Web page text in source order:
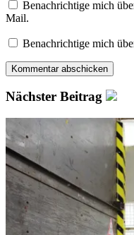
Benachrichtige mich
Mail.
Benachrichtige mich
Nächster Beitrag